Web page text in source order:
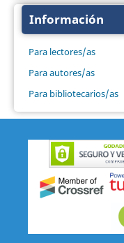
Información
Para lectores/as
Para autores/as
Para bibliotecarios/as